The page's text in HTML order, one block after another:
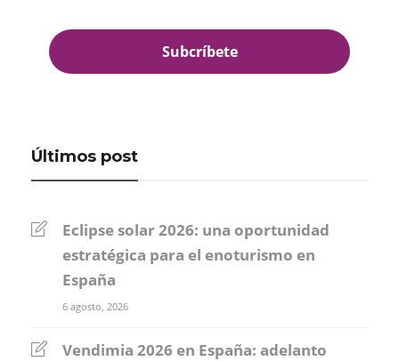
Últimos post
Eclipse solar 2026: una oportunidad
estratégica para el enoturismo en
España
6 agosto, 2026
Vendimia 2026 en España: adelanto